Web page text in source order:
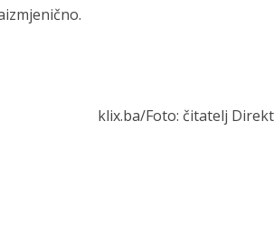
klix.ba/Foto: čitatelj